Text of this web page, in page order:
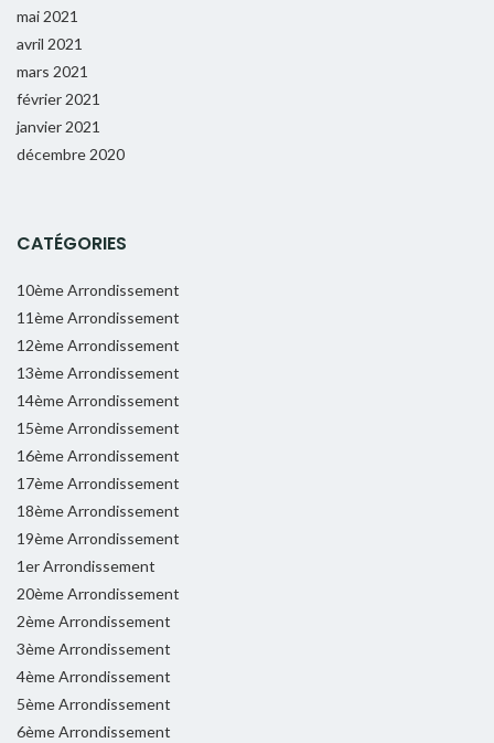
mai 2021
avril 2021
mars 2021
février 2021
janvier 2021
décembre 2020
CATÉGORIES
10ème Arrondissement
11ème Arrondissement
12ème Arrondissement
13ème Arrondissement
14ème Arrondissement
15ème Arrondissement
16ème Arrondissement
17ème Arrondissement
18ème Arrondissement
19ème Arrondissement
1er Arrondissement
20ème Arrondissement
2ème Arrondissement
3ème Arrondissement
4ème Arrondissement
5ème Arrondissement
6ème Arrondissement